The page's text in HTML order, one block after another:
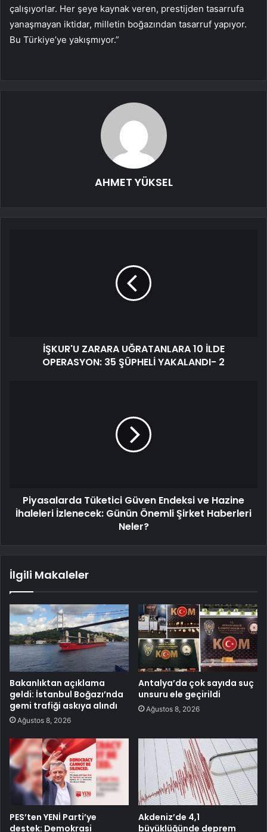
çalışıyorlar. Her şeye kaynak veren, prestijden tasarrufa
yanaşmayan iktidar, milletin boğazından tasarruf yapıyor.
Bu Türkiye’ye yakışmıyor.”
AHMET YÜKSEL
İŞKUR'U ZARARA UĞRATANLARA 10 İLDE
OPERASYON: 35 ŞÜPHELİ YAKALANDI- 2
Piyasalarda Tüketici Güven Endeksi ve Hazine
İhaleleri İzlenecek: Günün Önemli Şirket Haberleri
Neler?
İlgili Makaleler
Bakanlıktan açıklama
geldi: İstanbul Boğazı’nda
gemi trafiği askıya alındı
Ağustos 8, 2026
Antalya’da çok sayıda suç
unsuru ele geçirildi
Ağustos 8, 2026
PES’ten YENİ Parti’ye
destek: Demokrasi
Akdeniz’de 4,1
büyüklüğünde deprem